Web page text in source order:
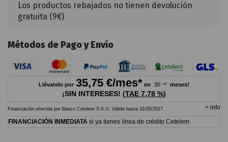
Los productos rebajados no tienen devolución
gratuita (9€)
Métodos de Pago y Envío
Llévatelo por 35,75 €/mes* en meses!
¡SIN INTERESES! (TAE 7,78 %)
Financiación ofrecida por Banco Cetelem S.A.U. Válido hasta 31/05/2027 + info
FINANCIACIÓN INMEDIATA si ya tienes línea de crédito Cetelem